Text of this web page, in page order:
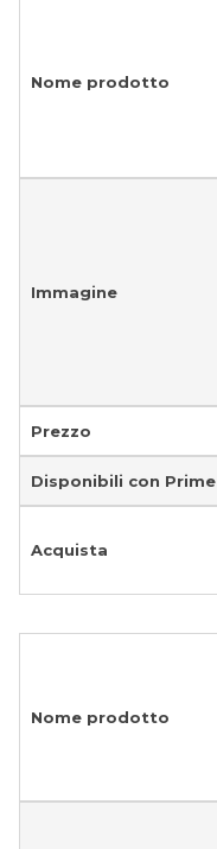
Nome prodotto
Immagine
Prezzo
Disponibili con Prime
Acquista
Nome prodotto